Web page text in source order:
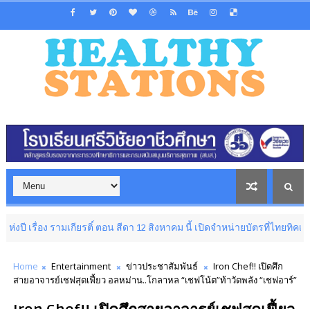
ามเกียรติ์ ตอน สีดา 12 สิงหาคม นี้ เปิดจำหน่ายบัตรที่ไทยทิคเก็ตเมเจอร์
Home Entertainment ข่าวประชาสัมพันธ์
Iron Chef!! เปิดศึก
สายอาจารย์เชฟสุดเฟี้ยว อลหม่าน..โกลาหล “เชฟโน้ต”ท้าวัดพลัง “เชฟอาร์”